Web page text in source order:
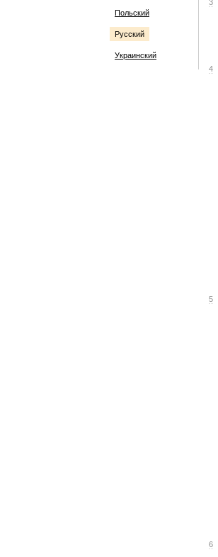
Польский
Русский
Украинский
3
4
5
6